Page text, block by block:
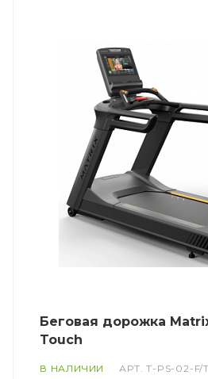
Беговая дорожка
Touch
В НАЛИЧИИ АРТ.T-PS-02-F/